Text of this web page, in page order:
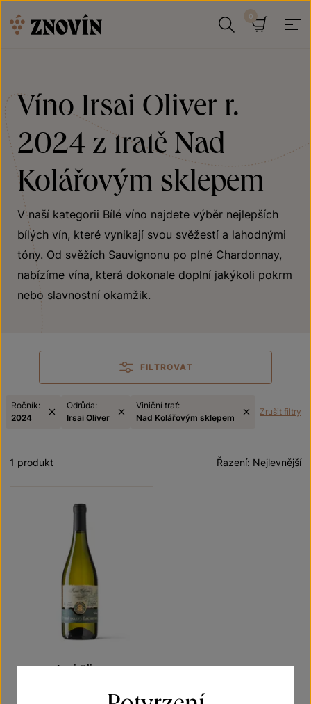
Víno Irsai Oliver r.
2024 z tratě Nad
Kolářovým sklepem
V naší kategorii Bílé víno najdete výběr nejlepších
bílých vín, které vynikají svou svěžestí a lahodnými
tóny. Od svěžích Sauvignonu po plné Chardonnay,
nabízíme vína, která dokonale doplní jakýkoli pokrm
nebo slavnostní okamžik.
FILTROVAT
Ročník:
2024
Odrůda:
Irsai Oliver
Viniční trať:
Nad Kolářovým sklepem
Zrušit filtry
Nejlevnější
Řazení:
1 produkt
Irsai Oliver